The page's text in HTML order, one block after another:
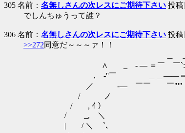
305 名前： 名無しさんの次レスにご期待下さい 投稿
でしんちゅうって誰？
306 名前： 名無しさんの次レスにご期待下さい 投稿
>>272同意だ～～～ァ！！
＿ ＿ .' ，
∧ _ - ― ＝￣ ￣`:, .∴
, -''￣ ＿＿――＝', ・,‘
／ -― ￣￣ ￣"'" .
/ ノ |
/ , ｲ ） , ー'
/ _, ＼
| / ＼ `､ ／